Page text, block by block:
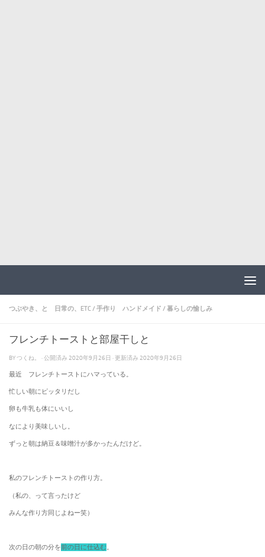
つぶやき、と 日常の、ETC/ 手作り ハンドメイド / 暮らしの愉しみ
フレンチトーストと部屋干しと
BYつくね。 · 公開済み 2020年9月26日 · 更新済み 2020年9月26日
最近 フレンチトーストにハマっている。
忙しい朝にピッタリだし
卵も牛乳も体にいいし
なにより美味しいし。
ずっと朝は納豆＆味噌汁が多かったんだけど。
私のフレンチトーストの作り方。
（私の、って言ったけど
みんな作り方同じよねー笑）
次の日の朝の分を前の日に仕込む。